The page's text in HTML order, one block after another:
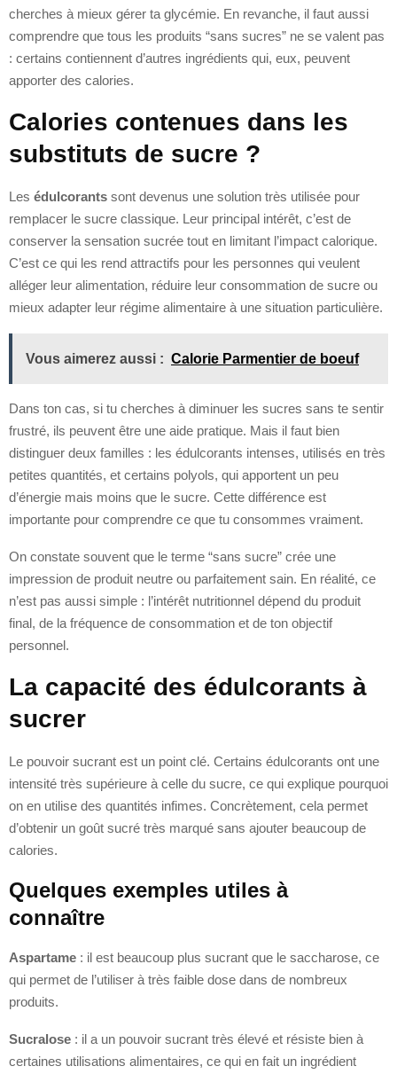
cherches à mieux gérer ta glycémie. En revanche, il faut aussi
comprendre que tous les produits “sans sucres” ne se valent pas
: certains contiennent d’autres ingrédients qui, eux, peuvent
apporter des calories.
Calories contenues dans les
substituts de sucre ?
Les édulcorants sont devenus une solution très utilisée pour
remplacer le sucre classique. Leur principal intérêt, c’est de
conserver la sensation sucrée tout en limitant l’impact calorique.
C’est ce qui les rend attractifs pour les personnes qui veulent
alléger leur alimentation, réduire leur consommation de sucre ou
mieux adapter leur régime alimentaire à une situation particulière.
Vous aimerez aussi : Calorie Parmentier de boeuf
Dans ton cas, si tu cherches à diminuer les sucres sans te sentir
frustré, ils peuvent être une aide pratique. Mais il faut bien
distinguer deux familles : les édulcorants intenses, utilisés en très
petites quantités, et certains polyols, qui apportent un peu
d’énergie mais moins que le sucre. Cette différence est
importante pour comprendre ce que tu consommes vraiment.
On constate souvent que le terme “sans sucre” crée une
impression de produit neutre ou parfaitement sain. En réalité, ce
n’est pas aussi simple : l’intérêt nutritionnel dépend du produit
final, de la fréquence de consommation et de ton objectif
personnel.
La capacité des édulcorants à
sucrer
Le pouvoir sucrant est un point clé. Certains édulcorants ont une
intensité très supérieure à celle du sucre, ce qui explique pourquoi
on en utilise des quantités infimes. Concrètement, cela permet
d’obtenir un goût sucré très marqué sans ajouter beaucoup de
calories.
Quelques exemples utiles à
connaître
Aspartame : il est beaucoup plus sucrant que le saccharose, ce
qui permet de l’utiliser à très faible dose dans de nombreux
produits.
Sucralose : il a un pouvoir sucrant très élevé et résiste bien à
certaines utilisations alimentaires, ce qui en fait un ingrédient